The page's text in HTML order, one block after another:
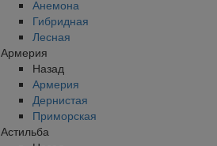
Анемона
Гибридная
Лесная
Армерия
Назад
Армерия
Дернистая
Приморская
Астильба